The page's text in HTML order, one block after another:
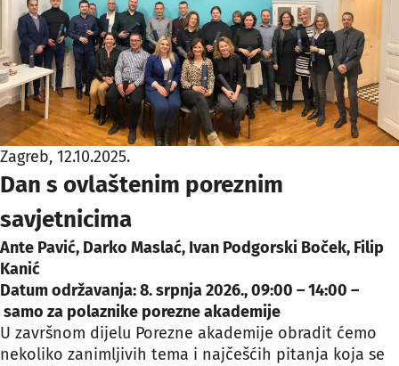
Zagreb, 12.10.2025.
Dan s ovlaštenim poreznim
savjetnicima
Ante Pavić, Darko Maslać, Ivan Podgorski Boček, Filip
Kanić
Datum održavanja: 8. srpnja 2026., 09:00 – 14:00 –
samo za polaznike porezne akademije
U završnom dijelu Porezne akademije obradit ćemo
nekoliko zanimljivih tema i najčešćih pitanja koja se